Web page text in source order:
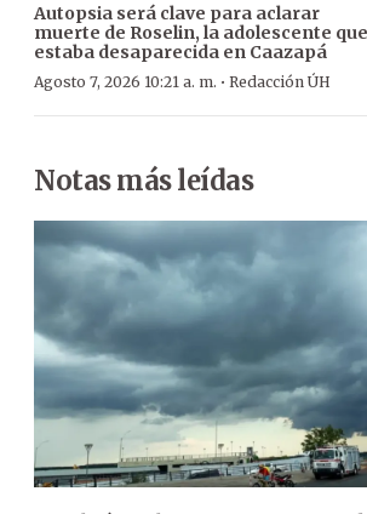
Autopsia será clave para aclarar
muerte de Roselin, la adolescente que
estaba desaparecida en Caazapá
Agosto 7, 2026 10:21 a. m. · Redacción ÚH
Notas más leídas